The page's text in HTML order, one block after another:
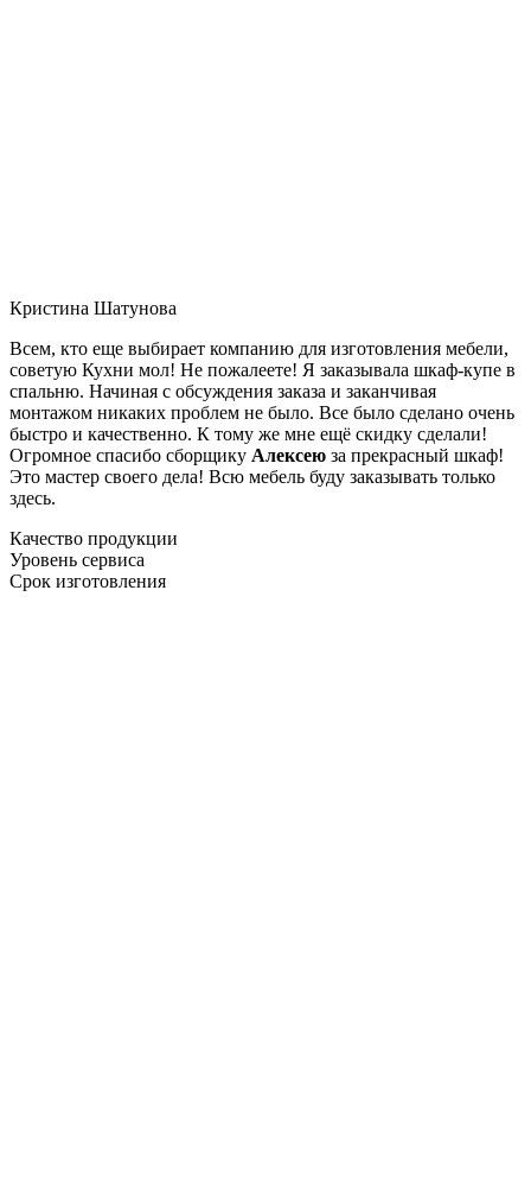
Кристина Шатунова
Всем, кто еще выбирает компанию для изготовления мебели,
советую Кухни мол! Не пожалеете! Я заказывала шкаф-купе в
спальню. Начиная с обсуждения заказа и заканчивая
монтажом никаких проблем не было. Все было сделано очень
быстро и качественно. К тому же мне ещё скидку сделали!
Огромное спасибо сборщику Алексею за прекрасный шкаф!
Это мастер своего дела! Всю мебель буду заказывать только
здесь.
Качество продукции
Уровень сервиса
Срок изготовления